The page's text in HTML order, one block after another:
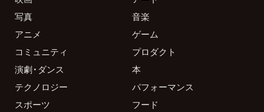
写真
音楽
アニメ
ゲーム
コミュニティ
プロダクト
演劇・ダンス
本
テクノロジー
パフォーマンス
スポーツ
フード